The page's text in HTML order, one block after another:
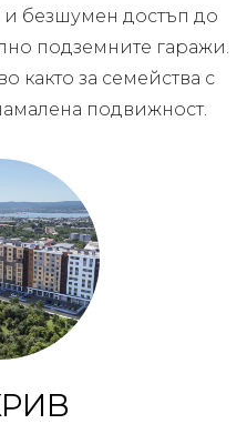
и безшумен достъп до
подземните гаражи.
както за семейства с
подвижност.